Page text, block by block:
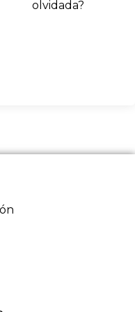
olvidada?